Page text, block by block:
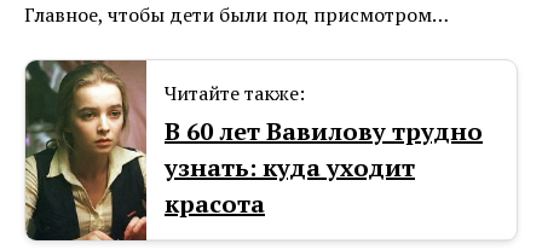
Главное, чтобы дети были под присмотром…
Читайте также:
В 60 лет Вавилову трудно
узнать: куда уходит
красота